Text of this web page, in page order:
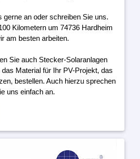
gerne an oder schreiben Sie uns.
Kilometern um 74736 Hardheim
am besten arbeiten.
Sie auch Stecker-Solaranlagen
Material für Ihr PV-Projekt, das
bestellen. Auch hierzu sprechen
uns einfach an.